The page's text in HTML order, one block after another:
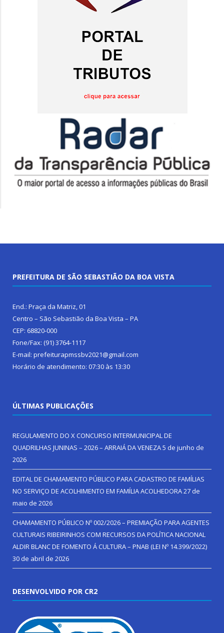
PREFEITURA DE SÃO SEBASTIÃO DA BOA VISTA
End.: Praça da Matriz, 01
Centro – São Sebastião da Boa Vista – PA
CEP: 68820-000
Fone/Fax: (91) 3764-1117
E-mail: prefeiturapmssbv2021@gmail.com
Horário de atendimento: 07:30 às 13:30
ÚLTIMAS PUBLICAÇÕES
REGULAMENTO DO X CONCURSO INTERMUNICIPAL DE
QUADRILHAS JUNINAS – 2026 – ARRAIÁ DA VENEZA5 de junho de
2026
EDITAL DE CHAMAMENTO PÚBLICO PARA CADASTRO DE FAMÍLIAS
NO SERVIÇO DE ACOLHIMENTO EM FAMÍLIA ACOLHEDORA27 de
maio de 2026
CHAMAMENTO PÚBLICO Nº 002/2026 – PREMIAÇÃO PARA AGENTES
CULTURAIS RIBEIRINHOS COM RECURSOS DA POLÍTICA NACIONAL
ALDIR BLANC DE FOMENTO Á CULTURA – PNAB (LEI Nº 14.399/2022)
30 de abril de 2026
DESENVOLVIDO POR CR2